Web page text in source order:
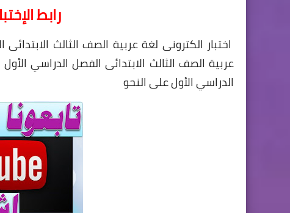
رابط
اختبار الكترونى لغة عربية الصف الثالث
عربية الصف الثالث الابتدائى الفصل الدراسي
الدراسي الأول على النحو